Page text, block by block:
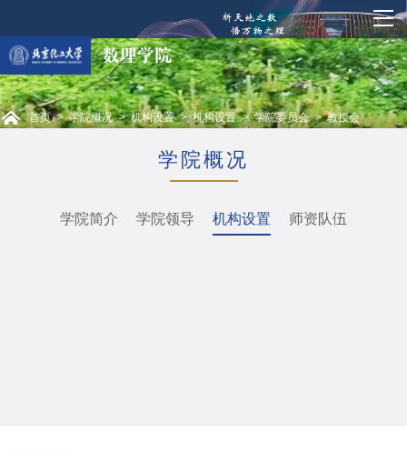
首页 > 学院概况 > 机构设置 > 机构设置 > 学院委员会 > 教授会
学院概况
学院简介 学院领导 机构设置 师资队伍